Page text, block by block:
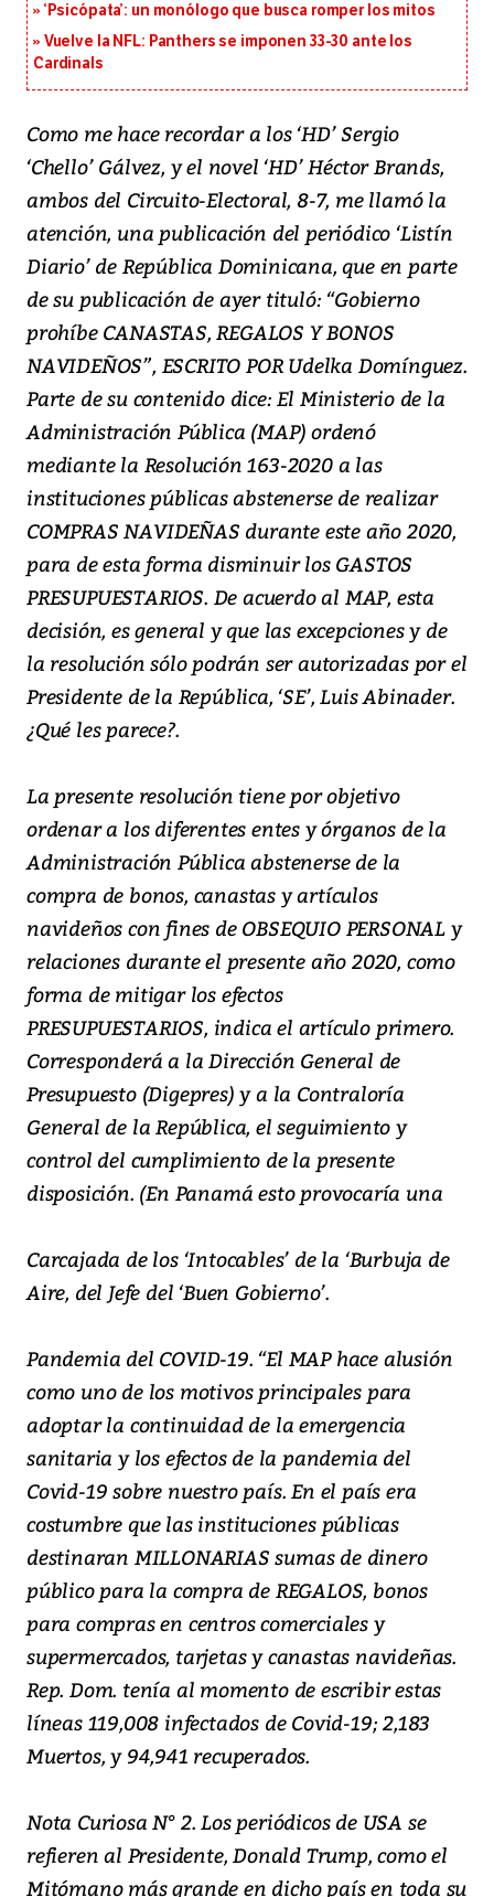
‘Psicópata’: un monólogo que busca romper los mitos
Vuelve la NFL: Panthers se imponen 33-30 ante los
Cardinals
Como me hace recordar a los ‘HD’ Sergio
‘Chello’ Gálvez, y el novel ‘HD’ Héctor Brands,
ambos del Circuito-Electoral, 8-7, me llamó la
atención, una publicación del periódico ‘Listín
Diario’ de República Dominicana, que en parte
de su publicación de ayer tituló: “Gobierno
prohíbe CANASTAS, REGALOS Y BONOS
NAVIDEÑOS”, ESCRITO POR Udelka Domínguez.
Parte de su contenido dice: El Ministerio de la
Administración Pública (MAP) ordenó
mediante la Resolución 163-2020 a las
instituciones públicas abstenerse de realizar
COMPRAS NAVIDEÑAS durante este año 2020,
para de esta forma disminuir los GASTOS
PRESUPUESTARIOS. De acuerdo al MAP, esta
decisión, es general y que las excepciones y de
la resolución sólo podrán ser autorizadas por el
Presidente de la República, ‘SE’, Luis Abinader.
¿Qué les parece?.
La presente resolución tiene por objetivo
ordenar a los diferentes entes y órganos de la
Administración Pública abstenerse de la
compra de bonos, canastas y artículos
navideños con fines de OBSEQUIO PERSONAL y
relaciones durante el presente año 2020, como
forma de mitigar los efectos
PRESUPUESTARIOS, indica el artículo primero.
Corresponderá a la Dirección General de
Presupuesto (Digepres) y a la Contraloría
General de la República, el seguimiento y
control del cumplimiento de la presente
disposición. (En Panamá esto provocaría una
Carcajada de los ‘Intocables’ de la ‘Burbuja de
Aire, del Jefe del ‘Buen Gobierno’.
Pandemia del COVID-19. “El MAP hace alusión
como uno de los motivos principales para
adoptar la continuidad de la emergencia
sanitaria y los efectos de la pandemia del
Covid-19 sobre nuestro país. En el país era
costumbre que las instituciones públicas
destinaran MILLONARIAS sumas de dinero
público para la compra de REGALOS, bonos
para compras en centros comerciales y
supermercados, tarjetas y canastas navideñas.
Rep. Dom. tenía al momento de escribir estas
líneas 119,008 infectados de Covid-19; 2,183
Muertos, y 94,941 recuperados.
Nota Curiosa N° 2. Los periódicos de USA se
refieren al Presidente, Donald Trump, como el
Mitómano más grande en dicho país en toda su